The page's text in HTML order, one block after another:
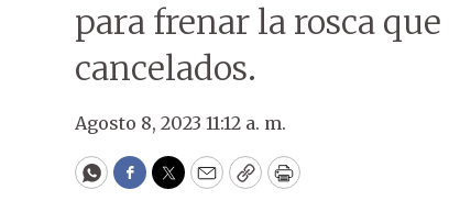
para frenar la rosca
cancelados.
Agosto 8, 2023 11:12 a. m.
WhatsApp
Facebook
Twitter
EmailCopyPrint